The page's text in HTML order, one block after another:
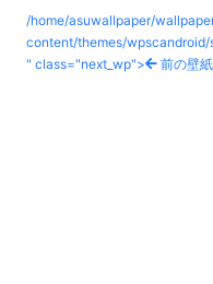
/home/asuwallpaper/
content/themes/wpscandroid/
" class="next_wp">
前の壁紙